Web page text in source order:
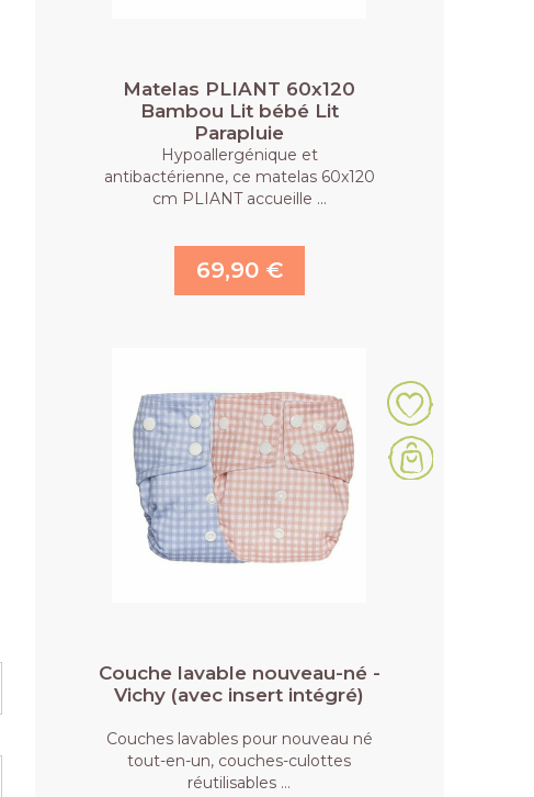
Matelas PLIANT 60x120
Bambou Lit bébé Lit
Parapluie
Hypoallergénique et
antibactérienne, ce matelas 60x120
cm PLIANT accueille …
69,90 €
Couche lavable nouveau-né -
Vichy (avec insert intégré)
Couches lavables pour nouveau né
tout-en-un, couches-culottes
réutilisables …